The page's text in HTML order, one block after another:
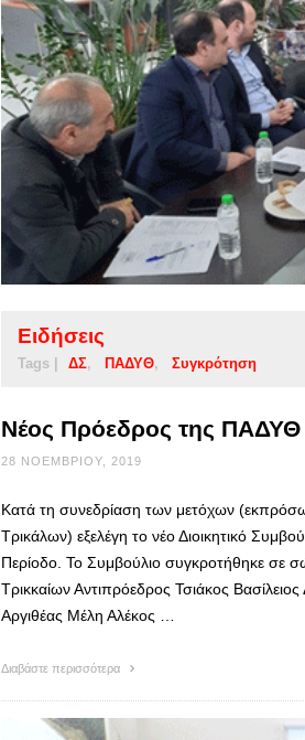
Ειδήσεις
Tags | ΔΣ ΠΑΔΥΘ Συγκρότηση
Νέος Πρόεδρος της ΠΑΔΥΘ
28 ΝΟΕΜΒΡΊΟΥ, 2019
Κατά τη συνεδρίαση των μετόχων
Τρικάλων) εξελέγη το νέο Διοικητικό
Περίοδο. Το Συμβούλιο συγκροτήθηκε σε
Τρικκαίων Αντιπρόεδρος Τσιάκος
Αργιθέας Μέλη Αλέκος …
Διαβάστε περισσότερα